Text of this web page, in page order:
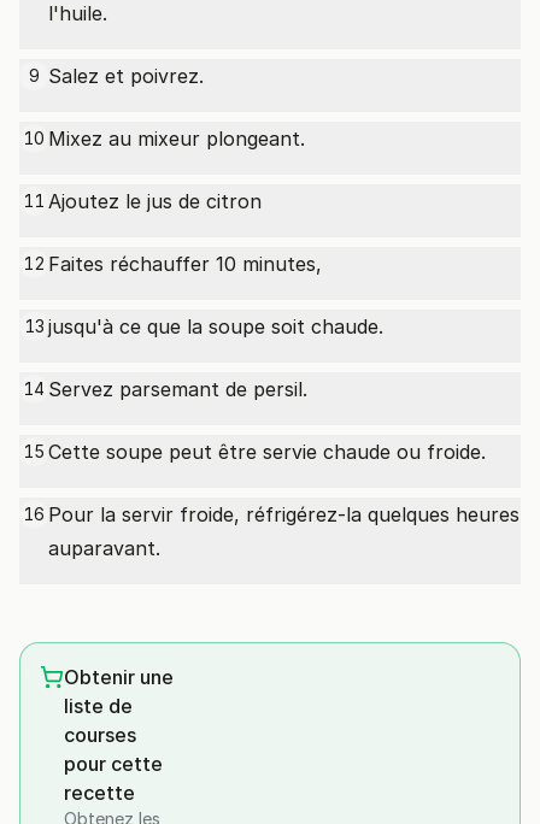
l'huile.
9 Salez et poivrez.
10 Mixez au mixeur plongeant.
11 Ajoutez le jus de citron
12 Faites réchauffer 10 minutes,
13 jusqu'à ce que la soupe soit chaude.
14 Servez parsemant de persil.
15 Cette soupe peut être servie chaude ou froide.
16 Pour la servir froide, réfrigérez-la quelques heures
auparavant.
Obtenir une
liste de
courses
pour cette
recette
Obtenez les